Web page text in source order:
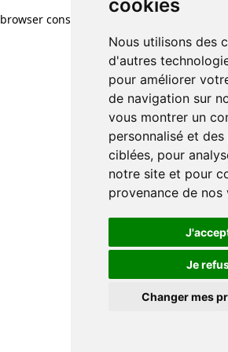
cookies
Nous utilisons des
d'autres
pour améliorer
de navigation sur
vous montrer un
personnalisé et
ciblées, pour
notre site et pour
provenance de nos
Je
Changer mes
browser console for more information)